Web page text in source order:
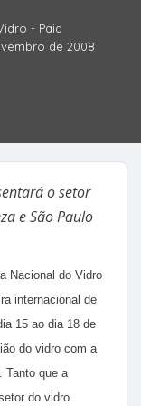
- Paid
de 2008
o setor
e São Paulo
Nacional do Vidro
internacional de
15 ao dia 18 de
do vidro com a
Tanto que a
do vidro